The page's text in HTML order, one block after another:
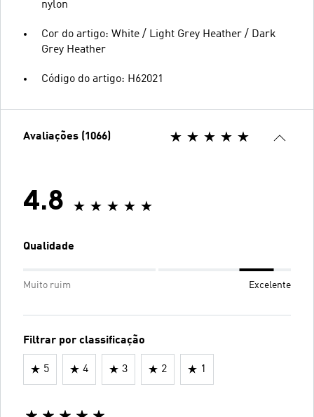
nylon
Cor do artigo: White / Light Grey Heather / Dark
Grey Heather
Código do artigo: H62021
Avaliações (1066)
4.8
Qualidade
Muito ruim Excelente
Filtrar por classificação
5 4 3 2 1